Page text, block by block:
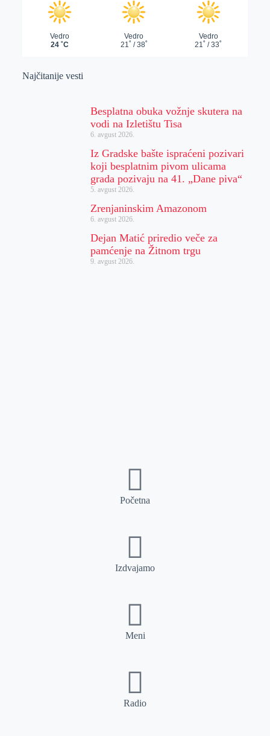
Najčitanije vesti
Besplatna obuka vožnje skutera na
vodi na Izletištu Tisa
6. avgust 2026.
Iz Gradske bašte ispraćeni pozivari
koji besplatnim pivom ulicama
grada pozivaju na 41. „Dane piva“
5. avgust 2026.
Zrenjaninskim Amazonom
6. avgust 2026.
Dejan Matić priredio veče za
pamćenje na Žitnom trgu
9. avgust 2026.
Početna
Izdvajamo
Meni
Radio